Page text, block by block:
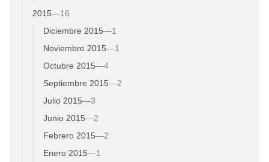
2015—16
Diciembre 2015—1
Noviembre 2015—1
Octubre 2015—4
Septiembre 2015—2
Julio 2015—3
Junio 2015—2
Febrero 2015—2
Enero 2015—1